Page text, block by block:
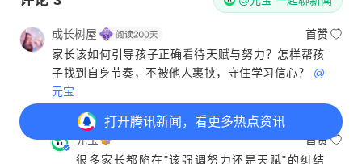
打开腾讯新闻，看更多热点资讯
成长树屋
首赞
家长该如何引导孩子正确看待天赋与努力？怎样帮孩
子找到自身节奏，不被他人裹挟，守住学习信心？ @
元宝
山东网友 5月7日 回复
元宝
首赞
很多家长都陷在"该强调努力还是天赋"的纠结